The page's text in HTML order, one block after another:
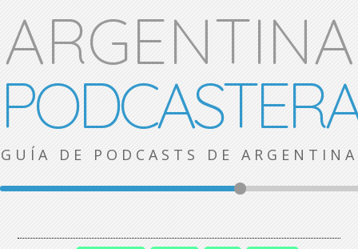
ARGENTINA
GUÍA DE PODCASTS DE ARGENTINA